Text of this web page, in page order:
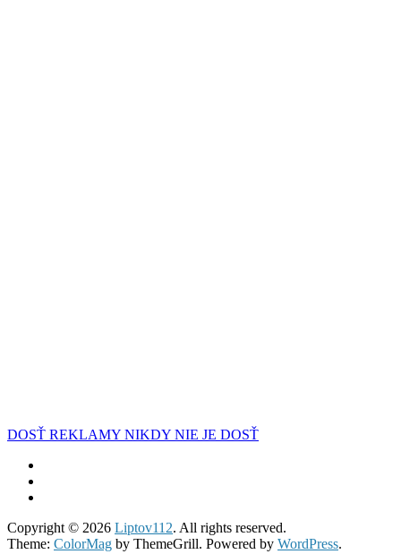
DOSŤ REKLAMY NIKDY NIE JE DOSŤ
Copyright © 2026 Liptov112. All rights reserved.
Theme: ColorMag by ThemeGrill. Powered by WordPress.